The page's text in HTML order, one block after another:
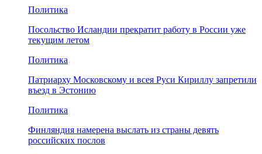
Политика
Посольство Исландии прекратит работу в России уже
текущим летом
Политика
Патриарху Московскому и всея Руси Кириллу запретили
въезд в Эстонию
Политика
Финляндия намерена выслать из страны девять
российских послов